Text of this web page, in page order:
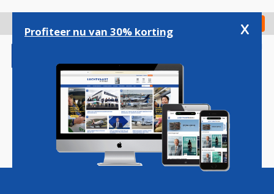
gaan
Check in
Magazine Podcasts Vacatures
Profiteer nu van 30% korting x